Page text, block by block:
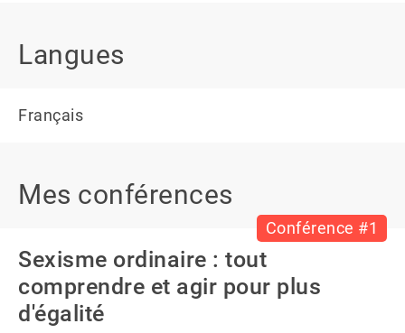
Langues
Français
Mes conférences
Conférence #1
Sexisme ordinaire : tout
comprendre et agir pour plus
d'égalité